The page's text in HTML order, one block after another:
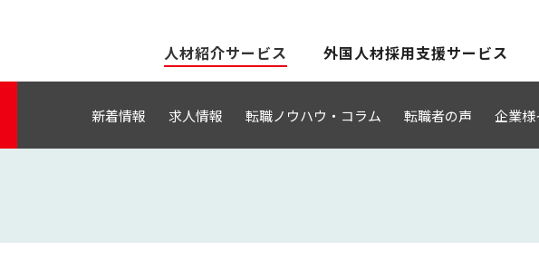
人材紹介サービス 外国人材採用支援サービス
新着情報 求人情報 転職ノウハウ・コラム 転職者の声 企業